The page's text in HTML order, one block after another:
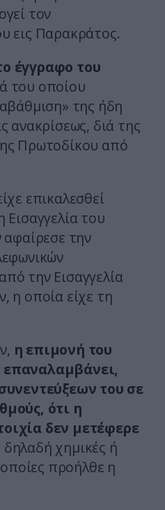
τον
εις Παρακράτος.
έγγραφο του
του οποίου
της ήδη
ανακρίσεως, διά της
Πρωτοδίκου από
επικαλεσθεί
του
την
την Εισαγγελία
η οποία είχε τη
η επιμονή του
του σε
ότι η
δεν μετέφερε
δηλαδή χημικές ή
προήλθε η